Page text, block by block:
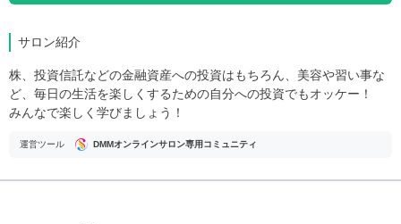
サロン紹介
株、投資信託などの金融資産への投資はもちろん、美容や習い事な
ど、毎日の生活を楽しくするための自分への投資でもオッケー！
みんなで楽しく学びましょう！
運営ツール DMMオンラインサロン専用コミュニティ